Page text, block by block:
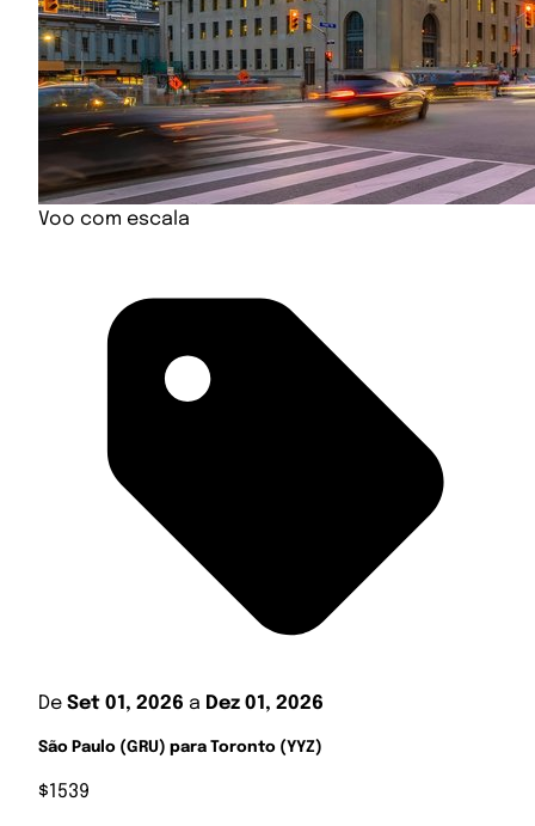
Voo com escala
De Set 01, 2026 a Dez 01, 2026
São Paulo (GRU) para Toronto (YYZ)
$1539